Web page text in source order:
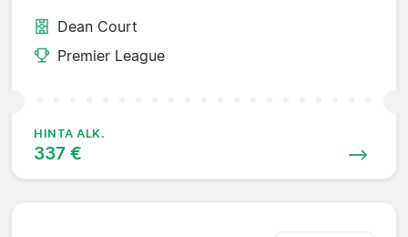
Dean Court
Premier League
HINTA ALK.
337 €